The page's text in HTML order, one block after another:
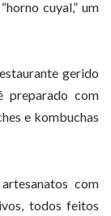
cuyal,” um
gerido
preparado com
e kombuchas
com
todos feitos